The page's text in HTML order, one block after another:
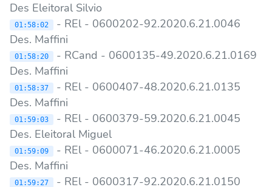
Des Eleitoral Silvio
01:58:02
- REl - 0600202-92.2020.6.21.0046
Des. Maffini
01:58:20
- RCand - 0600135-49.2020.6.21.0169
Des. Maffini
01:58:37
- REl - 0600407-48.2020.6.21.0135
Des. Maffini
01:59:03
- REl - 0600379-59.2020.6.21.0045
Des. Eleitoral Miguel
01:59:09
- REl - 0600071-46.2020.6.21.0005
Des. Maffini
01:59:27
- REl - 0600317-92.2020.6.21.0150